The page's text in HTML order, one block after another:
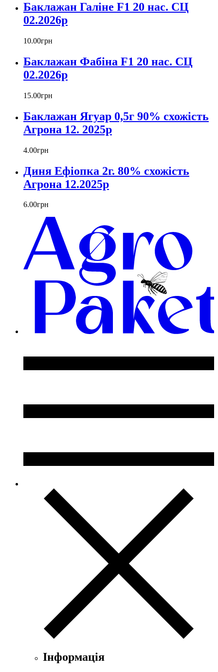
Баклажан Галіне F1 20 нас. СЦ
02.2026р
10.00грн
Баклажан Фабіна F1 20 нас. СЦ
02.2026р
15.00грн
Баклажан Ягуар 0,5г 90% схожість
Агрона 12. 2025р
4.00грн
Диня Ефіопка 2г. 80% схожість
Агрона 12.2025р
6.00грн
Інформація